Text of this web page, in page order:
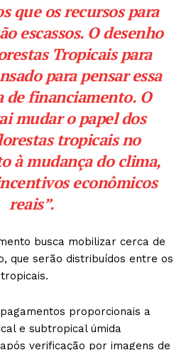
que os recursos para
escassos. O desenho
Tropicais para
para pensar essa
de financiamento. O
mudar o papel dos
tropicais no
à mudança do clima,
econômicos
reais”.
busca mobilizar cerca de
que serão distribuídos entre os
proporcionais a
e subtropical úmida
verificação por imagens de